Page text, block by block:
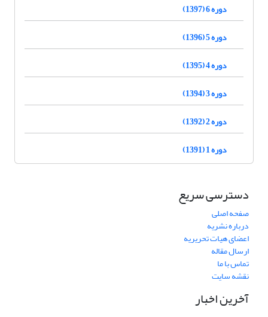
دوره 6 (1397)
دوره 5 (1396)
دوره 4 (1395)
دوره 3 (1394)
دوره 2 (1392)
دوره 1 (1391)
دسترسی سریع
صفحه اصلی
درباره نشریه
اعضای هیات تحریریه
ارسال مقاله
تماس با ما
نقشه سایت
آخرین اخبار